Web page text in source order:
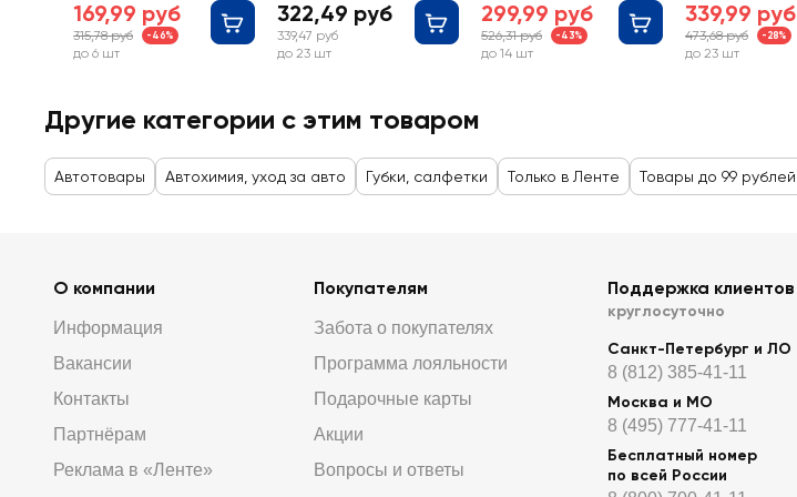
169,99 руб
315,78 руб -46%
до 6 шт
322,49 руб
339,47 руб
до 23 шт
299,99 руб
526,31 руб -43%
до 14 шт
339,99 руб
473,68 руб -28%
до 23 шт
Другие категории с этим товаром
Автотовары Автохимия, уход за авто Губки, салфетки Только в Ленте Товары до 99 рублей
О компании
Информация
Вакансии
Контакты
Партнёрам
Реклама в «Ленте»
Покупателям
Забота о покупателях
Программа лояльности
Подарочные карты
Акции
Вопросы и ответы
Поддержка клиентов
круглосуточно
Санкт-Петербург и ЛО
8 (812) 385-41-11
Москва и МО
8 (495) 777-41-11
Бесплатный номер
по всей России